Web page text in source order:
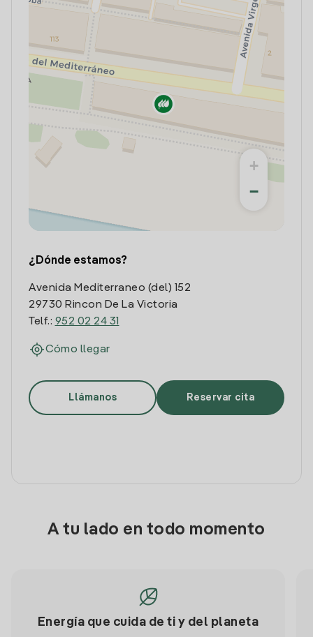
+
−
¿Dónde estamos?
Avenida Mediterraneo (del) 152
29730 Rincon De La Victoria
Telf.: 952 02 24 31
Cómo llegar
Llámanos Reservar cita
A tu lado en todo momento
Energía que cuida de ti y del planeta